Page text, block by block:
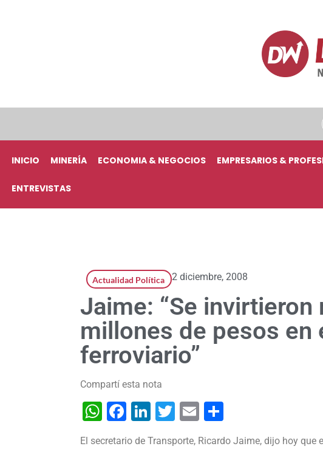
INICIO MINERÍA ECONOMIA & NEGOCIOS EMPRESARIOS &
ENTREVISTAS
Actualidad Política 2 diciembre, 2008
Jaime: “Se invirtieron
millones de pesos en
ferroviario”
Compartí esta nota
WhatsApp
Facebook
LinkedIn
Twitter
Email
El secretario de Transporte, Ricardo Jaime, dijo hoy